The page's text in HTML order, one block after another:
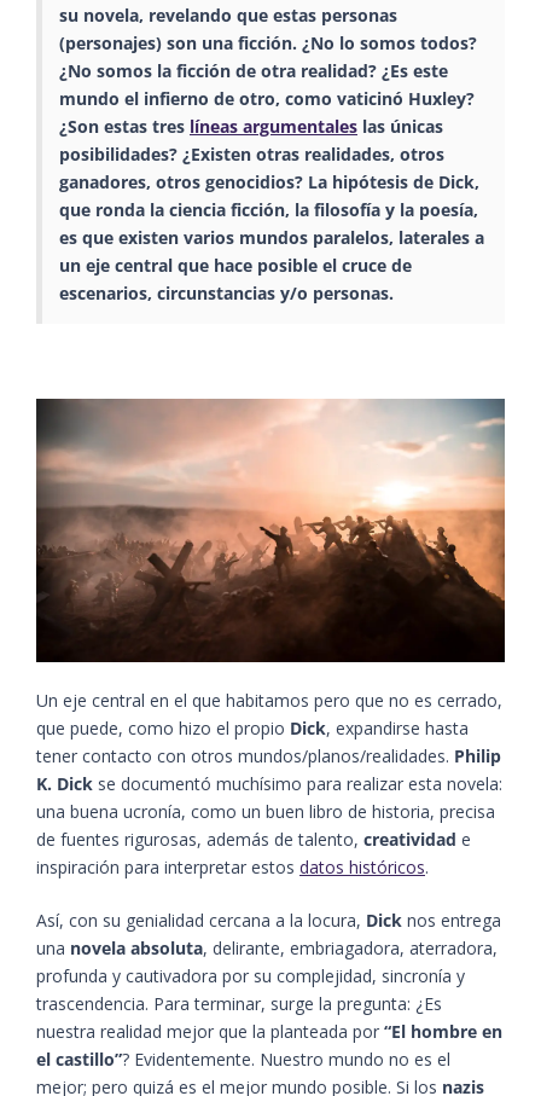
su novela, revelando que estas personas
(personajes) son una ficción. ¿No lo somos todos?
¿No somos la ficción de otra realidad? ¿Es este
mundo el infierno de otro, como vaticinó Huxley?
¿Son estas tres líneas argumentales las únicas
posibilidades? ¿Existen otras realidades, otros
ganadores, otros genocidios? La hipótesis de Dick,
que ronda la ciencia ficción, la filosofía y la poesía,
es que existen varios mundos paralelos, laterales a
un eje central que hace posible el cruce de
escenarios, circunstancias y/o personas.
Un eje central en el que habitamos pero que no es cerrado,
que puede, como hizo el propio Dick, expandirse hasta
tener contacto con otros mundos/planos/realidades. Philip
K. Dick se documentó muchísimo para realizar esta novela:
una buena ucronía, como un buen libro de historia, precisa
de fuentes rigurosas, además de talento, creatividad e
inspiración para interpretar estos datos históricos.
Así, con su genialidad cercana a la locura, Dick nos entrega
una novela absoluta, delirante, embriagadora, aterradora,
profunda y cautivadora por su complejidad, sincronía y
trascendencia. Para terminar, surge la pregunta: ¿Es
nuestra realidad mejor que la planteada por “El hombre en
el castillo”? Evidentemente. Nuestro mundo no es el
mejor; pero quizá es el mejor mundo posible. Si los nazis